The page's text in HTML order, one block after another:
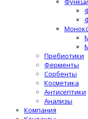
Пребиотики
Ферменты
Сорбенты
Косметика
Антисептики
Анализы
Компания